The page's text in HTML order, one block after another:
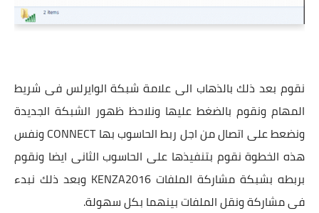
نقوم بعد ذلك بالذهاب الى علامة شبكة الوايرلس فى شريط
المهام ونقوم بالضغط عليها ونلاحظ ظهور الشبكة الجديدة
ونضعط على اتصال من اجل ربط الحاسوب بها CONNECT ونفس
هذه الخطوة نقوم بتنفيذها على الحاسوب الثانى ايضا ونقوم
بربطه بشبكة مشاركة الملفات KENZA2016 وبعد ذلك نبدء
فى مشاركة ونقل الملفات بينهما بكل سهولة.